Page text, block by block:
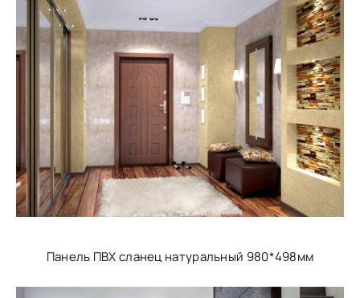
Панель ПВХ сланец натуральный 980*498мм